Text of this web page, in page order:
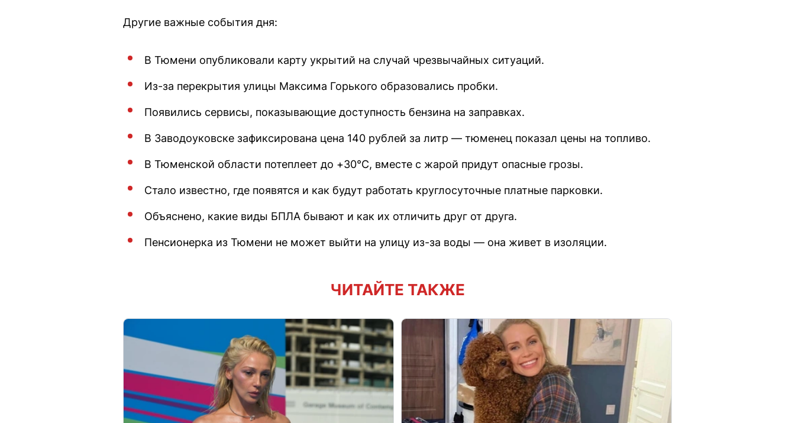
Другие важные события дня:
В Тюмени опубликовали карту укрытий на случай чрезвычайных ситуаций.
Из-за перекрытия улицы Максима Горького образовались пробки.
Появились сервисы, показывающие доступность бензина на заправках.
В Заводоуковске зафиксирована цена 140 рублей за литр — тюменец показал цены на топливо.
В Тюменской области потеплеет до +30°C, вместе с жарой придут опасные грозы.
Стало известно, где появятся и как будут работать круглосуточные платные парковки.
Объяснено, какие виды БПЛА бывают и как их отличить друг от друга.
Пенсионерка из Тюмени не может выйти на улицу из-за воды — она живет в изоляции.
ЧИТАЙТЕ ТАКЖЕ